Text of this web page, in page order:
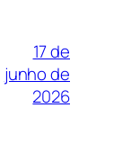
17 de
junho de
2026